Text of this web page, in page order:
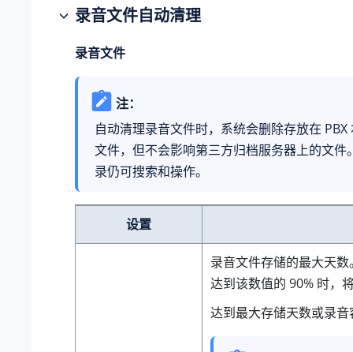
录音文件自动清理
录音文件
注：
自动清理录音文件时，系统会删除存放在 PBX
文件，但不会影响第三方归档服务器上的文件
录仍可搜索和操作。
设置
录音文件存储的最大天数
达到该数值的 90% 时，
达到最大存储天数或录